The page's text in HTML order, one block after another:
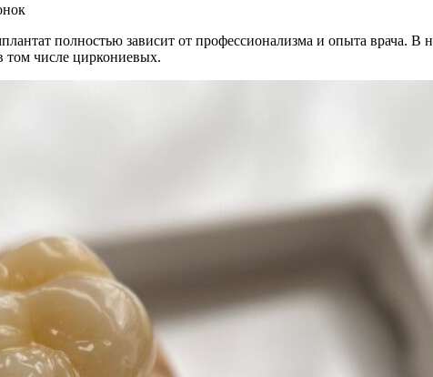
полностью зависит от профессионализма и опыта
том числе циркониевых.